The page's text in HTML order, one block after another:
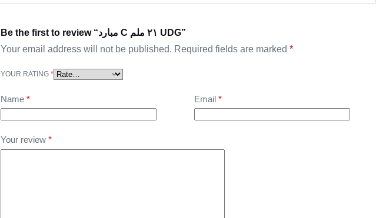
Be the first to review “مبارد C ٢١ ملم UDG”
Your email address will not be published. Required fields are marked *
YOUR RATING *
Name* Email*
Your review *